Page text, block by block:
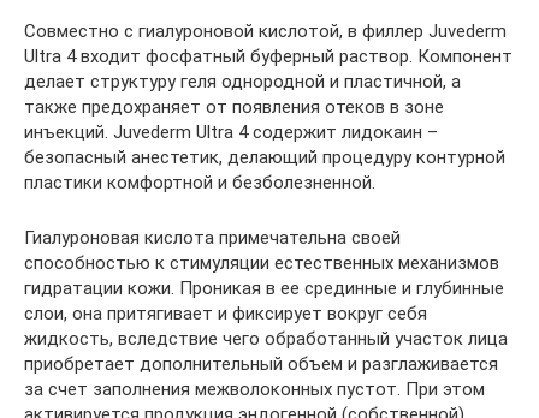
Совместно с гиалуроновой кислотой, в филлер Juvederm
Ultra 4 входит фосфатный буферный раствор. Компонент
делает структуру геля однородной и пластичной, а
также предохраняет от появления отеков в зоне
инъекций. Juvederm Ultra 4 содержит лидокаин –
безопасный анестетик, делающий процедуру контурной
пластики комфортной и безболезненной.
Гиалуроновая кислота примечательна своей
способностью к стимуляции естественных механизмов
гидратации кожи. Проникая в ее срединные и глубинные
слои, она притягивает и фиксирует вокруг себя
жидкость, вследствие чего обработанный участок лица
приобретает дополнительный объем и разглаживается
за счет заполнения межволоконных пустот. При этом